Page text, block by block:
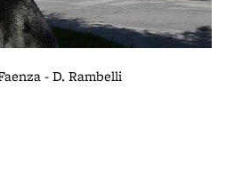
- D. Rambelli